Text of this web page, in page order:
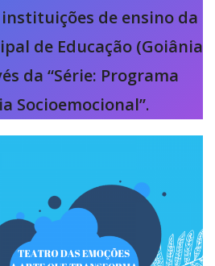
de ensino da
de Educação (Goiânia
da “Série: Programa
Socioemocional”.